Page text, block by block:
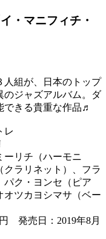
・マニフィチ・
人組が、日本のトップ
のジャズアルバム。ダ
できる貴重な作品♬
レ
ーリチ（ハーモニ
クラリネット）、フラ
パク・ヨンセ（ピア
オツカヨシマサ（ベー
発売日：2019年8月